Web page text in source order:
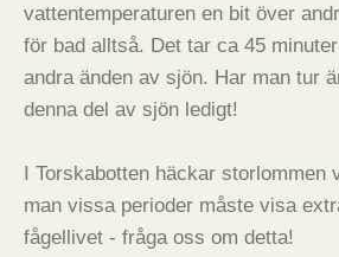
vattentemperaturen en bit över
för bad alltså. Det tar ca 45
andra änden av sjön. Har man tur
denna del av sjön ledigt!
I Torskabotten häckar storlommen
man vissa perioder måste visa
fågellivet - fråga oss om detta!